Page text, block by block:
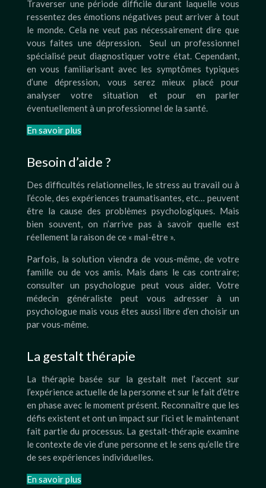
Traverser une période difficile durant laquelle vous
ressentez des émotions négatives peut arriver à tout
le monde. Cela ne veut pas nécessairement dire que
vous faites une dépression. Seul un professionnel
spécialisé peut diagnostiquer votre état. Cependant,
en vous familiarisant avec les symptômes typiques
d’une dépression, vous serez mieux placé pour
analyser votre situation et pour en parler
éventuellement à un professionnel de la santé.
En savoir plus
Besoin d’aide ?
Des difficultés relationnelles, le stress au travail ou à
l’école, des expériences traumatisantes, etc… peuvent
être la cause des problèmes psychologiques. Mais
bien souvent, on n’arrive pas à savoir quelle est
réellement la raison de ce « mal-être ».
Parfois, la solution viendra de vous-même, de votre
famille ou de vos amis. Mais dans le cas contraire;
consulter un psychologue peut vous aider. Votre
médecin généraliste peut vous adresser à un
psychologue mais vous êtes aussi libre d’en choisir un
par vous-même.
La gestalt thérapie
La thérapie basée sur la gestalt met l’accent sur
l’expérience actuelle de la personne et sur le fait d’être
en phase avec le moment présent. Reconnaître que les
défis existent et ont un impact sur l’ici et le maintenant
fait partie du processus. La gestalt-thérapie examine
le contexte de vie d’une personne et le sens qu’elle tire
de ses expériences individuelles.
En savoir plus